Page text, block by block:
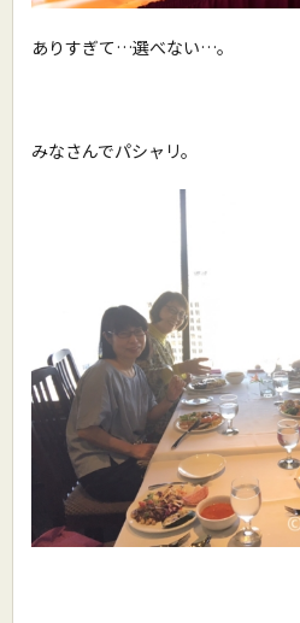
ありすぎて…選べない…。
みなさんでパシャリ。